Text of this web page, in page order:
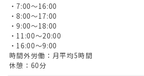
HOME
無料会員登録
ログイン
・7:00～16:00
・8:00～17:00
・9:00～18:00
・11:00～20:00
・16:00～9:00
時間外労働：月平均5時間
休憩：60分